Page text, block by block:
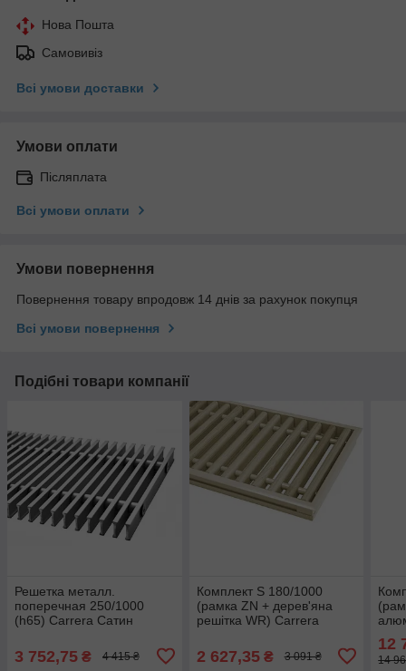
Нова Пошта
Самовивіз
Всі умови доставки
Умови оплати
Післяплата
Всі умови оплати
Умови повернення
Повернення товару впродовж 14 днів за рахунок покупця
Всі умови повернення
Подібні товари компанії
Решетка металл.
поперечная 250/1000
(h65) Carrera Сатин
3 752,75 ₴ 4 415 ₴
Комплект S 180/1000
(рамка ZN + дерев'яна
решітка WR) Carrera
2 627,35₴ 3 091 ₴
12
14